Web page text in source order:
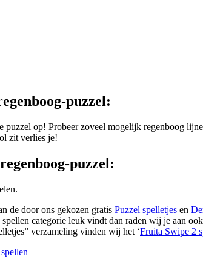
puzzel:
puzzel op! Probeer zoveel mogelijk regenboog
zit verlies je!
puzzel:
de door ons gekozen gratis Puzzel spelletjes en
spellen categorie leuk vindt dan raden wij je aan
verzameling vinden wij het ‘Fruita Swipe 2